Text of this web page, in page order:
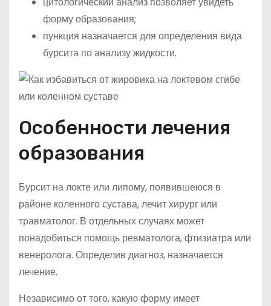
форму образования;
пункция назначается для определения вида
бурсита по анализу жидкости.
Особенности лечения
образования
Бурсит на локте или липому, появившеюся в
районе коленного сустава, лечит хирург или
травматолог. В отдельных случаях может
понадобиться помощь ревматолога, фтизиатра или
венеролога. Определив диагноз, назначается
лечение.
Независимо от того, какую форму имеет